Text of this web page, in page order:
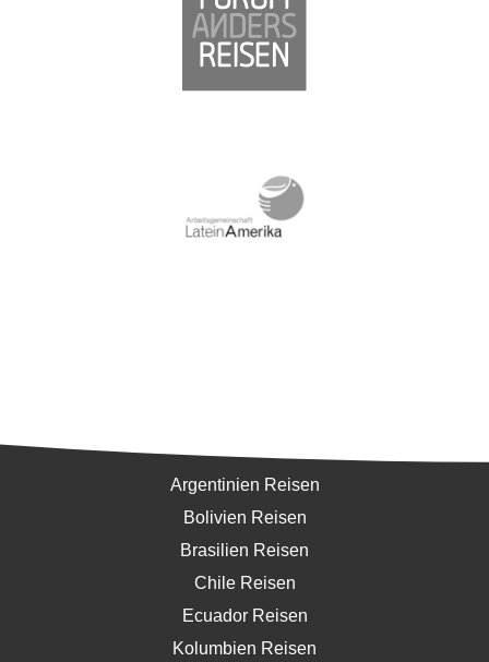
Argentinien Reisen
Bolivien Reisen
Brasilien Reisen
Chile Reisen
Ecuador Reisen
Kolumbien Reisen